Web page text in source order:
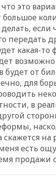
это
если
передать
какая-то
будет от
для
в
скажется
есть
продажи